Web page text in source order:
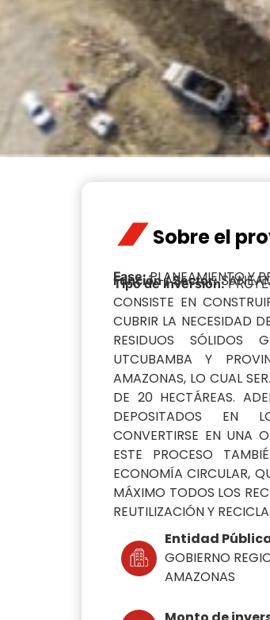
Sobre el
Fase:PLANEAMIENTO Y
Función / Sector:
Tipo de Inversión:
CONSISTE EN
CUBRIR LA NECESIDAD
RESIDUOS SÓLIDOS
UTCUBAMBA Y
AMAZONAS, LO CUAL
DE 20 HECTÁREAS.
DEPOSITADOS EN
CONVERTIRSE EN UNA
ESTE PROCESO
ECONOMÍA CIRCULAR,
MÁXIMO TODOS LOS
REUTILIZACIÓN Y
Entidad
GOBIERNO
AMAZONAS